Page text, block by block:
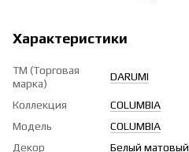
Характеристики
ТМ (Торговая
марка)
DARUMI
Коллекция
COLUMBIA
Модель
COLUMBIA
Декор
Белый матовый